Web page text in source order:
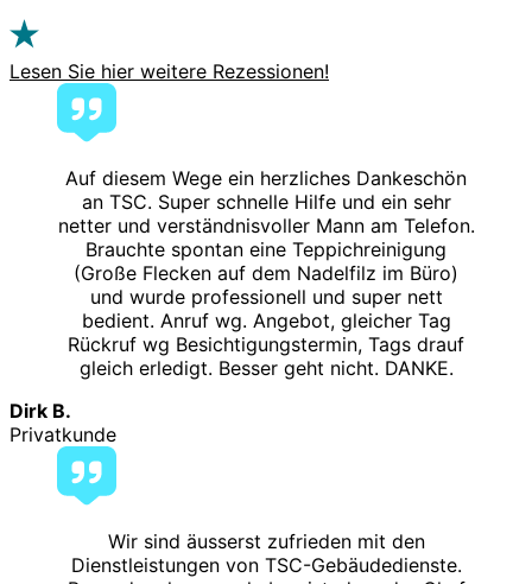
Lesen Sie hier weitere Rezessionen!
Auf diesem Wege ein herzliches Dankeschön
an TSC. Super schnelle Hilfe und ein sehr
netter und verständnisvoller Mann am Telefon.
Brauchte spontan eine Teppichreinigung
(Große Flecken auf dem Nadelfilz im Büro)
und wurde professionell und super nett
bedient. Anruf wg. Angebot, gleicher Tag
Rückruf wg Besichtigungstermin, Tags drauf
gleich erledigt. Besser geht nicht. DANKE.
Dirk B.
Privatkunde
Wir sind äusserst zufrieden mit den
Dienstleistungen von TSC-Gebäudedienste.